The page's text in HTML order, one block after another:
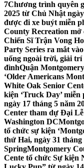
7Chương trình quyên
2025 từ Chủ Nhật
được đi xe buýt miễn
County Recreation mở
Chiến Sĩ Trận Vong
Party Series ra mắt
uống ngoài trời, giải
đìnhQuận
‘Older Americans
White Oak Senior
kiện ‘Truck Day’
ngày 17 tháng 5 năm
Center tham dự Đại
Washington DC
tổ chức sự kiện
thứ Hai, ngày 31
SpringMontgomery
Cente tổ chức Sự kiện